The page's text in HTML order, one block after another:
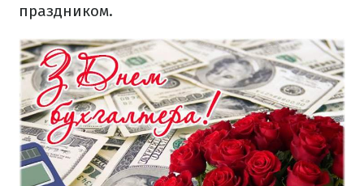
праздником.